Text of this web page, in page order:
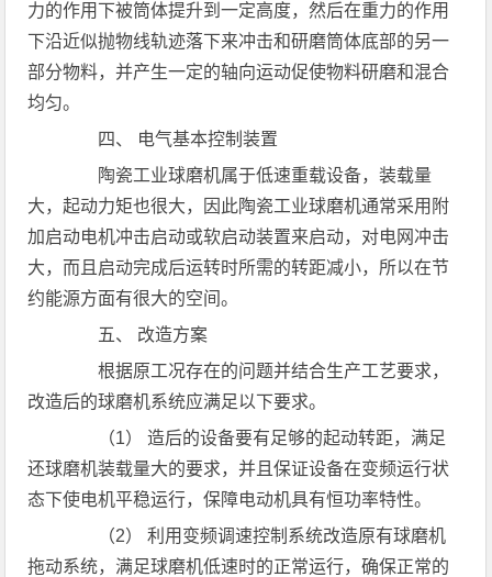
力的作用下被筒体提升到一定高度，然后在重力的作用
下沿近似抛物线轨迹落下来冲击和研磨筒体底部的另一
部分物料，并产生一定的轴向运动促使物料研磨和混合
均匀。
四、 电气基本控制装置
陶瓷工业球磨机属于低速重载设备，装载量
大，起动力矩也很大，因此陶瓷工业球磨机通常采用附
加启动电机冲击启动或软启动装置来启动，对电网冲击
大，而且启动完成后运转时所需的转距减小，所以在节
约能源方面有很大的空间。
五、 改造方案
根据原工况存在的问题并结合生产工艺要求，
改造后的球磨机系统应满足以下要求。
（1） 造后的设备要有足够的起动转距，满足
还球磨机装载量大的要求，并且保证设备在变频运行状
态下使电机平稳运行，保障电动机具有恒功率特性。
（2） 利用变频调速控制系统改造原有球磨机
拖动系统，满足球磨机低速时的正常运行，确保正常的